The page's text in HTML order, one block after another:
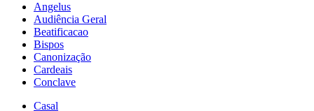
Angelus
Audiência Geral
Beatificacao
Bispos
Canonização
Cardeais
Conclave
Casal